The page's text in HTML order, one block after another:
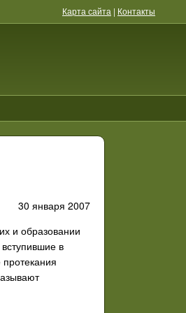
Карта сайта | Контакты
30 января 2007
и образовании
в